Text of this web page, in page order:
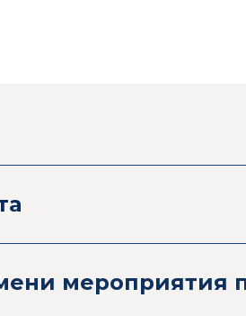
мероприятия